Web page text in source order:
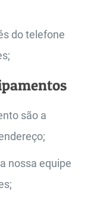
do telefone
são a
nossa equipe